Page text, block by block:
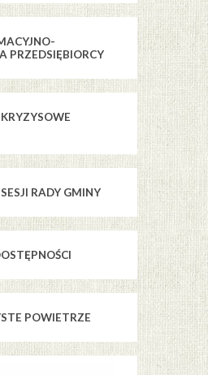
PRZEDSIĘBIORCY
RADY GMINY
POWIETRZE